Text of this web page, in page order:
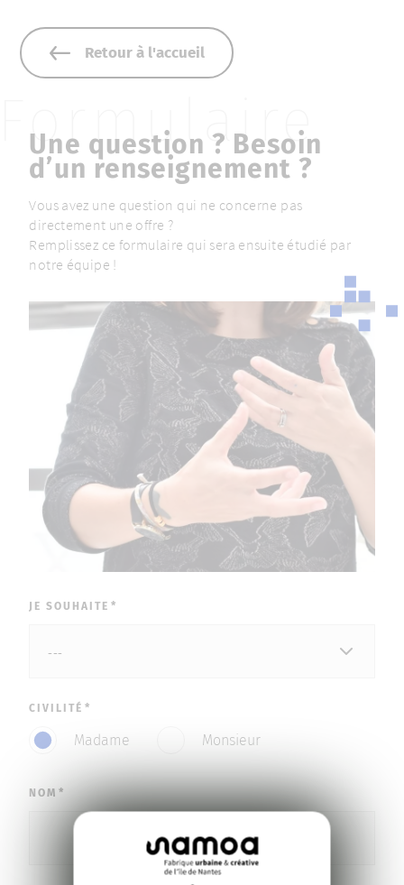
Aller au contenu
Retour à l'accueil
Une question ? Besoin
d’un renseignement ?
Vous avez une question qui ne concerne pas
directement une offre ?
Remplissez ce formulaire qui sera ensuite étudié par
notre équipe !
JE SOUHAITE
CIVILITÉ
Madame Monsieur
NOM